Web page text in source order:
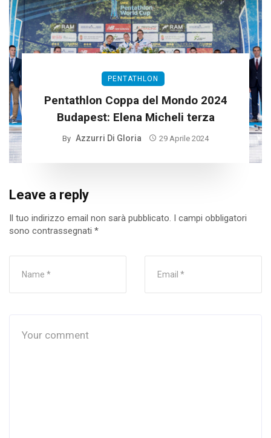
PENTATHLON
Pentathlon Coppa del Mondo 2024
Budapest: Elena Micheli terza
By Azzurri Di Gloria 29 Aprile 2024
Leave a reply
Il tuo indirizzo email non sarà pubblicato. I campi obbligatori
sono contrassegnati *